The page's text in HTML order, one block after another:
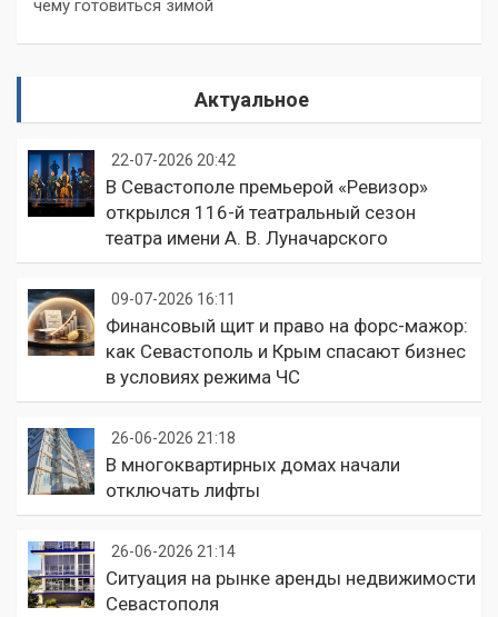
чему готовиться зимой
Актуальное
22-07-2026 20:42
В Севастополе премьерой «Ревизор»
открылся 116-й театральный сезон
театра имени А. В. Луначарского
09-07-2026 16:11
Финансовый щит и право на форс-мажор:
как Севастополь и Крым спасают бизнес
в условиях режима ЧС
26-06-2026 21:18
В многоквартирных домах начали
отключать лифты
26-06-2026 21:14
Ситуация на рынке аренды недвижимости
Севастополя